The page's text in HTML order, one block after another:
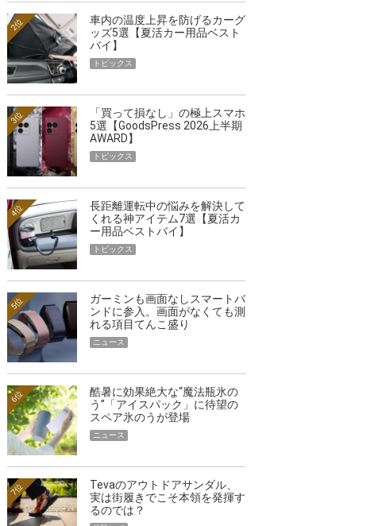
車内の温度上昇を防げるカーグ
ッズ5選【夏活カー用品ベスト
バイ】
2位
トピックス
「買って損なし」の極上スマホ
5選【GoodsPress 2026上半期
AWARD】
3位
トピックス
長距離運転中の悩みを解決して
くれる神アイテム7選【夏活カ
ー用品ベストバイ】
4位
トピックス
ガーミンも画面なしスマートバ
ンドに参入。画面がなくても測
れる項目てんこ盛り
5位
ニュース
酷暑に効果絶大な“魔法瓶氷の
う”「アイスパック」に待望の
スペア氷のうが登場
6位
ニュース
Tevaのアウトドアサンダル、
実は街履きでこそ本領を発揮す
るのでは？
7位